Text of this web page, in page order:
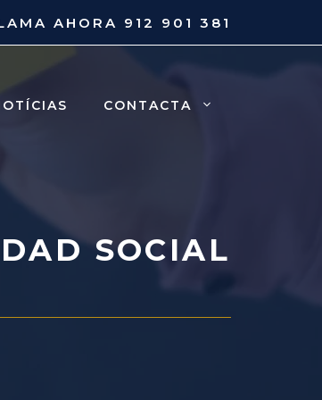
AHORA 912 901 381
CONTACTA
SOCIAL